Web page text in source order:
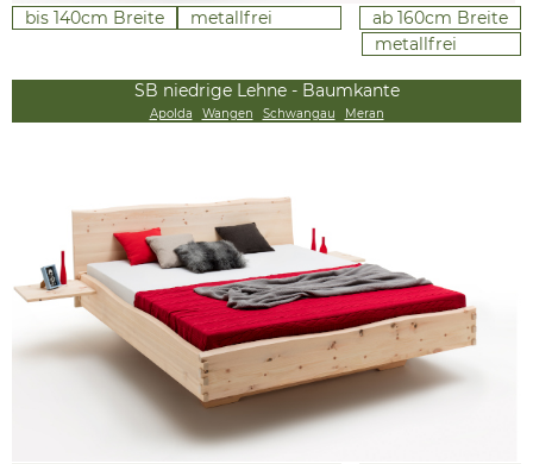
bis 140cm Breite ab 160cm Breite
metallfrei
metallfrei
SB niedrige Lehne - Baumkante
Apolda Wangen Schwangau Meran